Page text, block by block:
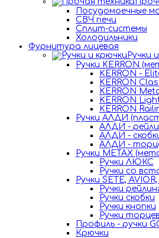
Посудомоечные
СВЧ печи
Сплит-системы
Холодильники
Фурнитура лицевая
Ручки
Ручки KERRON
KERRON -
KERRON
KERRON
KERRON
KERRON
Ручки АЛДИ
АЛДИ -
АЛДИ -
АЛДИ -
Ручки METAX
Ручки ЛЮКС
Ручки со
Ручки SETE,
Ручки
Ручки скобки
Ручки кнопки
Ручки
Профиль - ручки
Крючки